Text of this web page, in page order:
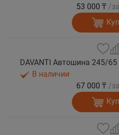
53 000 ₸ /
В наличии
67 000 ₸ /